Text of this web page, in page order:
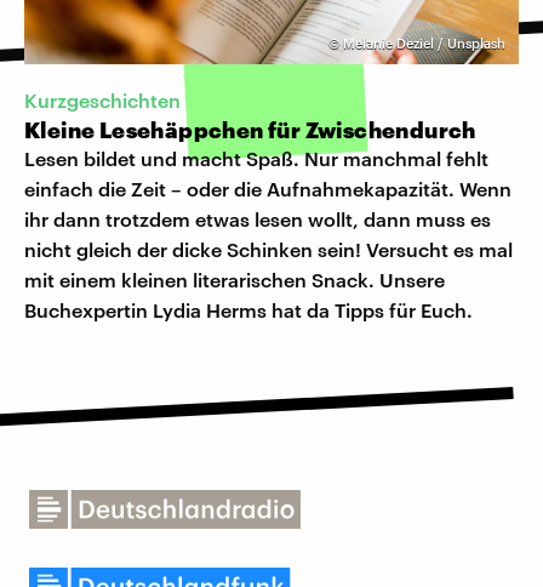
©Melanie Deziel / Unsplash
Kurzgeschichten
Kleine Lesehäppchen für Zwischendurch
Lesen bildet und macht Spaß. Nur manchmal fehlt
einfach die Zeit – oder die Aufnahmekapazität. Wenn
ihr dann trotzdem etwas lesen wollt, dann muss es
nicht gleich der dicke Schinken sein! Versucht es mal
mit einem kleinen literarischen Snack. Unsere
Buchexpertin Lydia Herms hat da Tipps für Euch.